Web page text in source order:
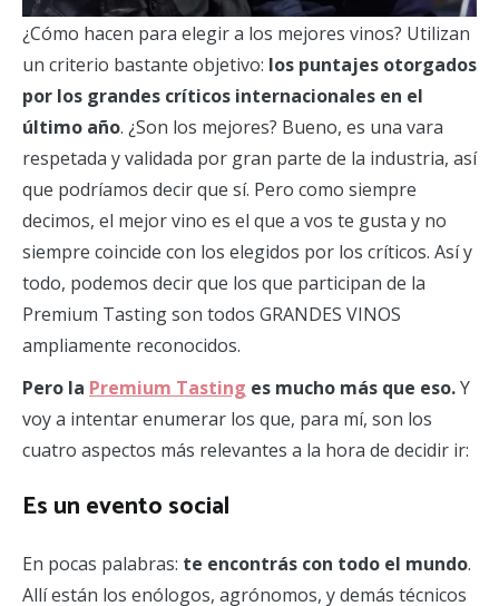
¿Cómo hacen para elegir a los mejores vinos? Utilizan
un criterio bastante objetivo: los puntajes otorgados
por los grandes críticos internacionales en el
último año. ¿Son los mejores? Bueno, es una vara
respetada y validada por gran parte de la industria, así
que podríamos decir que sí. Pero como siempre
decimos, el mejor vino es el que a vos te gusta y no
siempre coincide con los elegidos por los críticos. Así y
todo, podemos decir que los que participan de la
Premium Tasting son todos GRANDES VINOS
ampliamente reconocidos.
Pero la Premium Tasting es mucho más que eso.Y
voy a intentar enumerar los que, para mí, son los
cuatro aspectos más relevantes a la hora de decidir ir:
Es un evento social
En pocas palabras: te encontrás con todo el mundo.
Allí están los enólogos, agrónomos, y demás técnicos